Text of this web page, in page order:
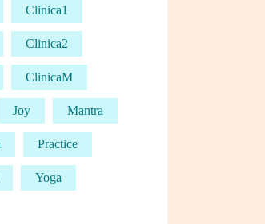
Clinica1
Clinica2
ClinicaM
Joy Mantra
Practice
Yoga